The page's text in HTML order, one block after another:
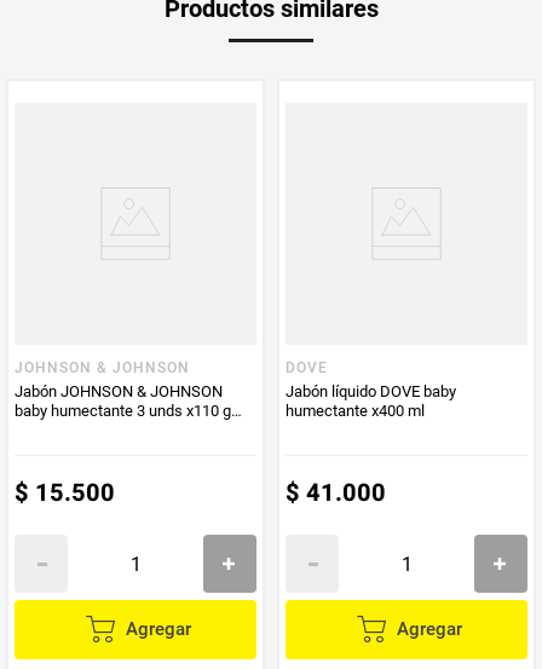
Productos similares
JOHNSON & JOHNSON
Jabón JOHNSON & JOHNSON
baby humectante 3 unds x110 g
$ 15.500
Agregar
DOVE
Jabón líquido DOVE baby
humectante x400 ml
$ 41.000
Agregar